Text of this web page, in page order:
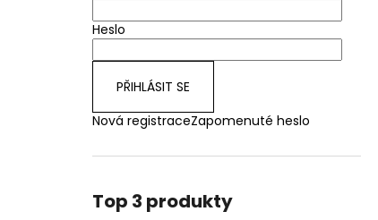
Heslo
PŘIHLÁSIT SE
Nová registraceZapomenuté heslo
Top 3 produkty